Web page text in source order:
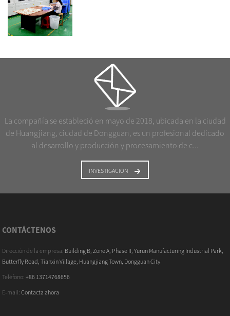
La compañía se estableció en mayo de 2018, ubicada en la ciudad
de Huangjiang, ciudad de Dongguan, es un profesional dedicado
al desarrollo y producción y procesamiento de c...
INVESTIGACIÓN
CONTÁCTENOS
Dirección de la empresa: Building B, Zone A, Phase II, Yurun Manufacturing Industrial Park,
Butterfly Road, Tianxin Village, Huangjiang Town, Dongguan City
Teléfono:+86 13714768656
E-mail:Contacta ahora